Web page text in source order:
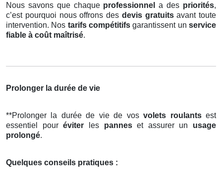
Nous savons que chaque professionnel a des priorités,
c’est pourquoi nous offrons des devis gratuitsavant toute
intervention. Nos tarifs compétitifs garantissent unservice
fiable à coût maîtrisé.
Prolonger la durée de vie
**Prolonger la durée de vie de vosvolets roulantsest
essentiel pouréviter les panneset assurer un usage
prolongé.
Quelques conseils pratiques :